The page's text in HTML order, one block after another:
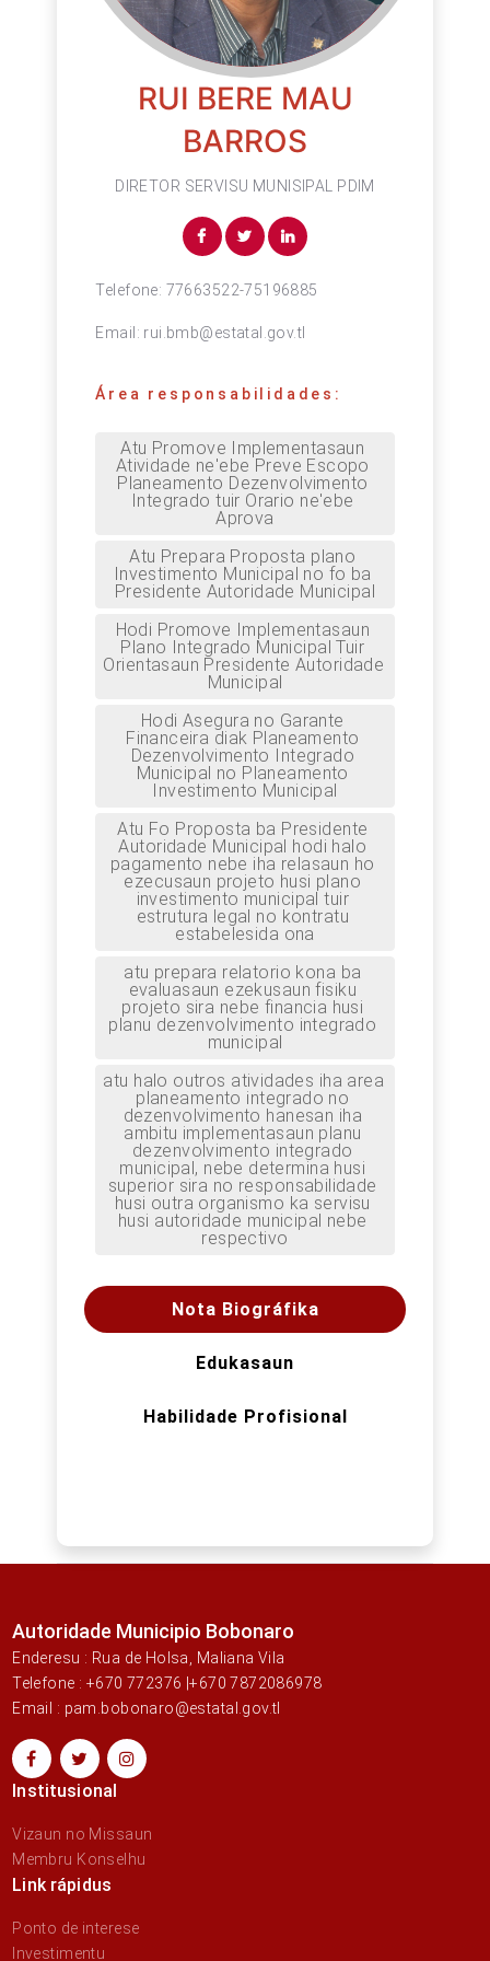
RUI BERE MAU
BARROS
DIRETOR SERVISU MUNISIPAL PDIM
Telefone: 77663522-75196885
Email: rui.bmb@estatal.gov.tl
Área responsabilidades:
Atu Promove Implementasaun
Atividade ne'ebe Preve Escopo
Planeamento Dezenvolvimento
Integrado tuir Orario ne'ebe
Aprova
Atu Prepara Proposta plano
Investimento Municipal no fo ba
Presidente Autoridade Municipal
Hodi Promove Implementasaun
Plano Integrado Municipal Tuir
Orientasaun Presidente Autoridade
Municipal
Hodi Asegura no Garante
Financeira diak Planeamento
Dezenvolvimento Integrado
Municipal no Planeamento
Investimento Municipal
Atu Fo Proposta ba Presidente
Autoridade Municipal hodi halo
pagamento nebe iha relasaun ho
ezecusaun projeto husi plano
investimento municipal tuir
estrutura legal no kontratu
estabelesida ona
atu prepara relatorio kona ba
evaluasaun ezekusaun fisiku
projeto sira nebe financia husi
planu dezenvolvimento integrado
municipal
atu halo outros atividades iha area
planeamento integrado no
dezenvolvimento hanesan iha
ambitu implementasaun planu
dezenvolvimento integrado
municipal, nebe determina husi
superior sira no responsabilidade
husi outra organismo ka servisu
husi autoridade municipal nebe
respectivo
Nota Biográfika
Edukasaun
Habilidade Profisional
Autoridade Municipio Bobonaro
Enderesu : Rua de Holsa, Maliana Vila
Telefone : +670 772376 |+670 7872086978
Email : pam.bobonaro@estatal.gov.tl
Institusional
Vizaun no Missaun
Membru Konselhu
Link rápidus
Ponto de interese
Investimentu